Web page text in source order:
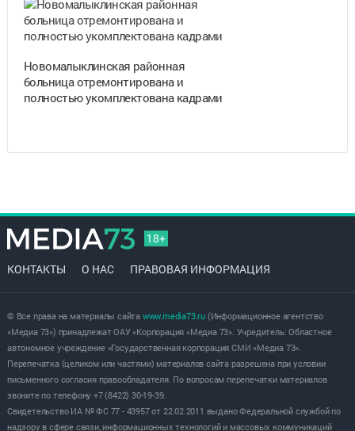
Новомалыклинская районная
больница отремонтирована и
полностью укомплектована кадрами
18+
КОНТАКТЫ О НАС ПРАВОВАЯ ИНФОРМАЦИЯ
© Все права на материалы сайта www.media73.ru(Информационное агентство
«Медиа 73») принадлежат ОАУ «Корпорация «Медиа 73». Учредитель: Областное
автономное учреждение «Государственная корпорация СМИ «Медиа 73».
Перепечатка (целиком или частями) материалов сайта разрешена при условии
письменного согласия правообладателя. По вопросам перепечатки материалов
звоните по телефону +7 (8422) 30-19-39.
Свидетельство ИА № ФС 77 - 43957 от 22.02.2011 выдано Федеральной службой по
надзору в сфере связи, информационных технологий и массовых коммуникаций